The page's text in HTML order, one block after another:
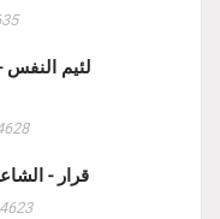
لئيم النفس
قرار -
4623